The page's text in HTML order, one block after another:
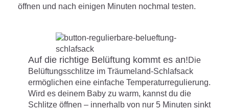
öffnen und nach einigen Minuten nochmal testen.
Auf die richtige Belüftung kommt es an!Die
Belüftungsschlitze im Träumeland-Schlafsack
ermöglichen eine einfache Temperaturregulierung.
Wird es deinem Baby zu warm, kannst du die
Schlitze öffnen – innerhalb von nur 5 Minuten sinkt